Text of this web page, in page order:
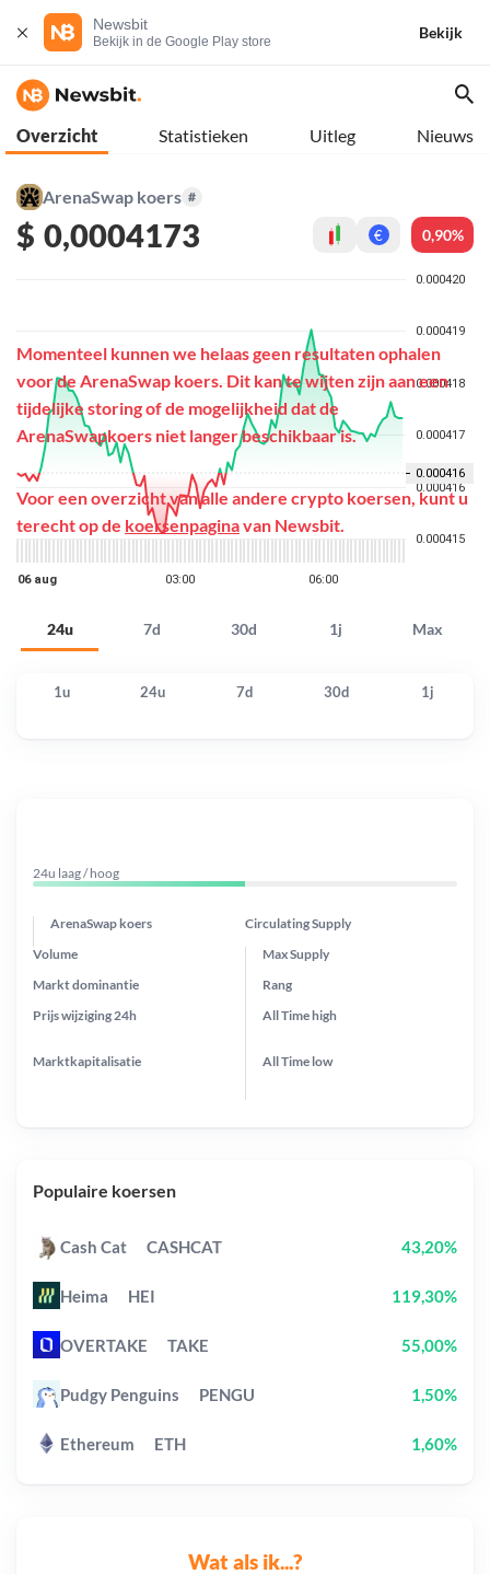
Newsbit
Bekijk in de Google Play store
Bekijk
Overzicht Statistieken Uitleg Nieuws
ArenaSwap koers #
$ 0,0004173 € 0,90%
24u 7d 30d 1j Max
Momenteel kunnen we helaas geen resultaten ophalen
voor de ArenaSwap koers. Dit kan te wijten zijn aan een
tijdelijke storing of de mogelijkheid dat de
ArenaSwapkoers niet langer beschikbaar is.
Voor een overzicht van alle andere crypto koersen, kunt u
terecht op de koersenpaginavan Newsbit.
1u 24u 7d 30d 1j
Wat als ik...?
24u laag / hoog
ArenaSwap koers Circulating Supply
Prijs wijziging24h
Max Supply
Markt dominantie
Marktkapitalisatie
Volume
Rang
All Timehigh
All Time low
Populaire koersen
Cash Cat CASHCAT 43,20%
Heima HEI 119,30%
OVERTAKE TAKE 55,00%
Pudgy Penguins PENGU 1,50%
Ethereum ETH 1,60%